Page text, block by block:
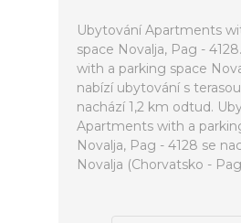
Ubytování Apartments
space Novalja, Pag -
with a parking space
nabízí ubytování s
nachází 1,2 km odtud.
Apartments with a
Novalja, Pag - 4128 se
Novalja (Chorvatsko -